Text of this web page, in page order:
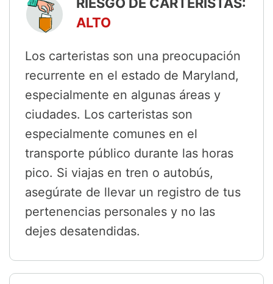
RIESGO DE CARTERISTAS:
ALTO
Los carteristas son una preocupación
recurrente en el estado de Maryland,
especialmente en algunas áreas y
ciudades. Los carteristas son
especialmente comunes en el
transporte público durante las horas
pico. Si viajas en tren o autobús,
asegúrate de llevar un registro de tus
pertenencias personales y no las
dejes desatendidas.